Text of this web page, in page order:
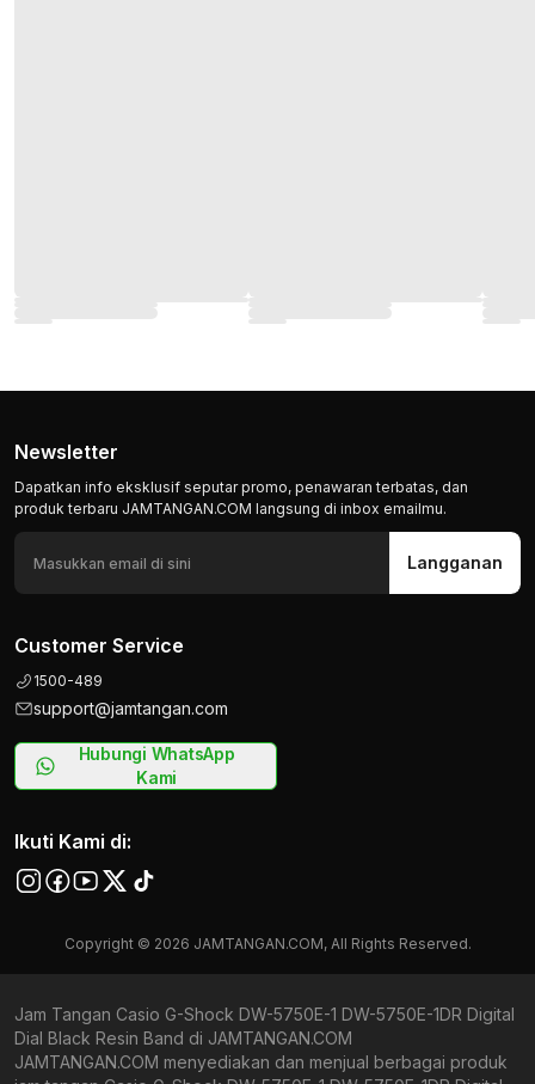
Newsletter
Dapatkan info eksklusif seputar promo, penawaran terbatas, dan
produk terbaru JAMTANGAN.COM langsung di inbox emailmu.
Langganan
Customer Service
1500-489
support@jamtangan.com
Hubungi WhatsApp
Kami
Ikuti Kami di:
Copyright © 2026 JAMTANGAN.COM, All Rights Reserved.
Jam Tangan Casio G-Shock DW-5750E-1 DW-5750E-1DR Digital
Dial Black Resin Band di JAMTANGAN.COM
JAMTANGAN.COM menyediakan dan menjual berbagai produk